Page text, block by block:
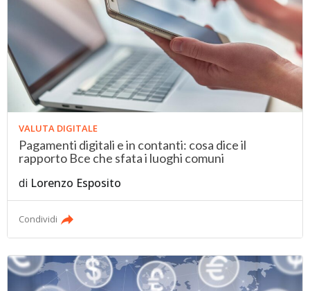
VALUTA DIGITALE
Pagamenti digitali e in contanti: cosa dice il
rapporto Bce che sfata i luoghi comuni
di Lorenzo Esposito
Condividi